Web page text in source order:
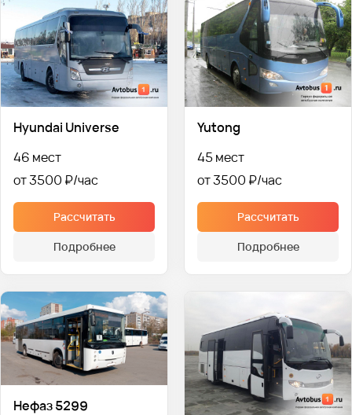
Hyundai Universe
46 мест
от 3500 ₽
Рассчитать
Подробнее
Yutong
45 мест
от 3500 ₽
Рассчитать
Подробнее
Нефаз 5299